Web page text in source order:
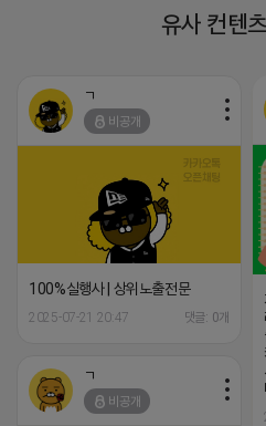
유사 컨텐
ㄱ
비공개
100%실행사 | 상위노출전문
2025-07-21 20:47 댓글: 0개
ㄱ
비공개